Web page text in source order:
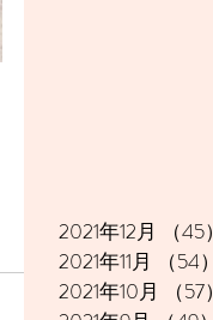
2021年12月 （45）
2021年11月
（54）
2021年10月
（57）